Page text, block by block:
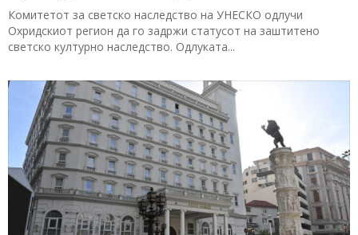
Комитетот за светско наследство на УНЕСКО одлучи
Охридскиот регион да го задржи статусот на заштитено
светско културно наследство. Одлуката...